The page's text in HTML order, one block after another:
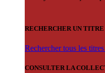
RECHERCHER UN TITRE
Rechercher tous les
CONSULTER LA